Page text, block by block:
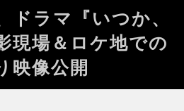
ドラマ『いつか、
現場＆ロケ地での
映像公開